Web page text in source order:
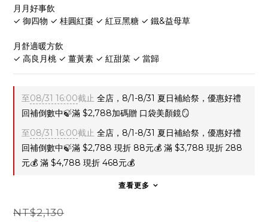
月月好事飲
✓ 御四物 ✓ 桂圓紅棗 ✓ 紅豆黑糖 ✓ 鐵&益母草
月舒適暖方飲
✓ 高良月桃 ✓ 薑黃素 ✓ 紅甜菜 ✓ 當歸
至08/31 16:00截止 全店，8/1-8/31 夏日補給祭，優惠好禮
回補倒數中🍃滿 $2,788加碼贈 口袋美顏鏡🪞
至08/31 16:00截止 全店，8/1-8/31 夏日補給祭，優惠好禮
回補倒數中🍃滿 $2,788 現折 88元💰 滿 $3,788 現折 288
元💰 滿 $4,788 現折 468元💰
查看更多
NT$2,130